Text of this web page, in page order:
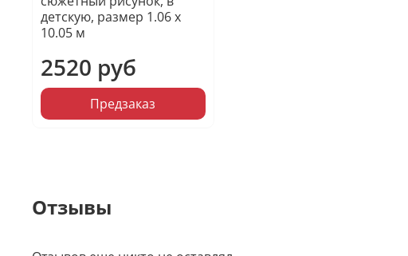
детскую, размер 1.06 х
10.05 м
2520 руб
Предзаказ
Отзывы